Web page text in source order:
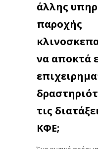
άλλης
παροχής
να αποκτά
τις
ΚΦΕ;